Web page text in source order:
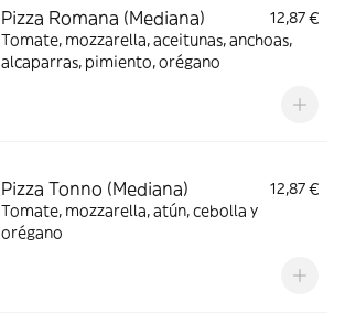
Pizza Romana (Mediana)
12,87 €
Tomate, mozzarella, aceitunas, anchoas,
alcaparras, pimiento, orégano
Pizza Tonno (Mediana)
12,87 €
Tomate, mozzarella, atún, cebolla y
orégano